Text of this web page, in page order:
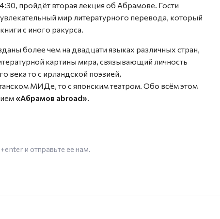
пройдёт вторая лекция об Абрамове. Гости
мир литературного перевода, который
с иного ракурса.
более чем на двадцати языках различных стран,
картины мира, связывающий личность
века то с ирландской поэзией,
МИДе, то с японским театром. Обо всём этом
«Абрамов abroad».
и отправьте ее нам.